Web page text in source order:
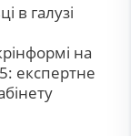
в галузі
на
експертне